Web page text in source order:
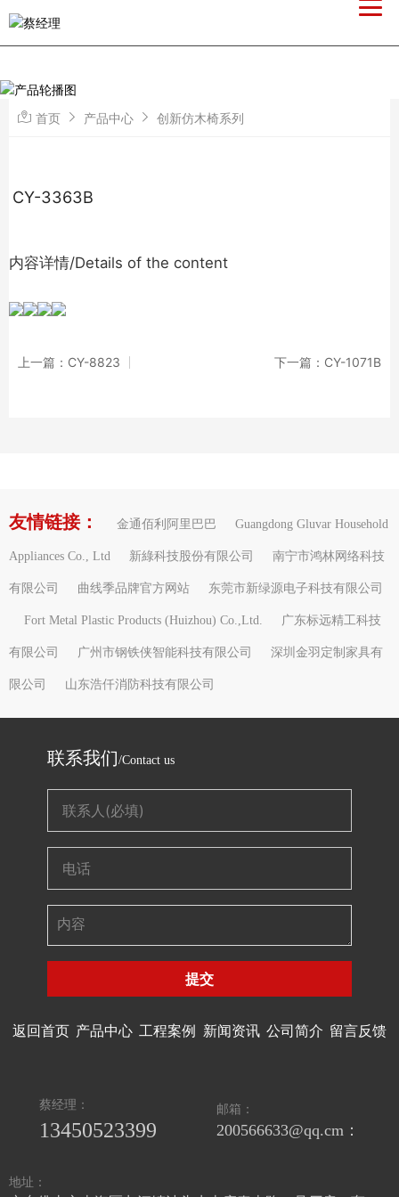
首页 产品中心 创新仿木椅系列
CY-3363B
内容详情/Details of the content
上一篇：CY-8823 下一篇：CY-1071B
友情链接： 金通佰利阿里巴巴 Guangdong Gluvar Household
Appliances Co., Ltd 新綠科技股份有限公司 南宁市鸿林网络科技
有限公司 曲线季品牌官方网站 东莞市新绿源电子科技有限公司
Fort Metal Plastic Products (Huizhou) Co.,Ltd. 广东标远精工科技
有限公司 广州市钢铁侠智能科技有限公司 深圳金羽定制家具有
限公司 山东浩仟消防科技有限公司
联系我们/Contact us
提交
返回首页 产品中心 工程案例 新闻资讯 公司简介 留言反馈
蔡经理：
13450523399
邮箱：
200566633@qq.cm：
地址：